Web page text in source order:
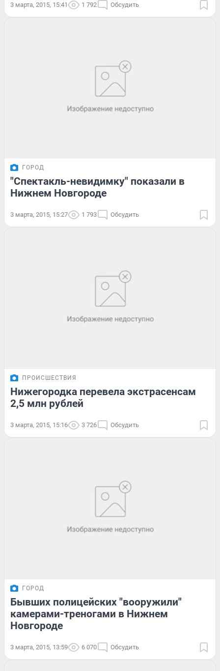
3 марта, 2015, 15:41 1 792 Обсудить
ГОРОД
"Спектакль-невидимку" показали в
Нижнем Новгороде
3 марта, 2015, 15:27 1 793 Обсудить
ПРОИСШЕСТВИЯ
Нижегородка перевела экстрасенсам
2,5 млн рублей
3 марта, 2015, 15:16 3 726 Обсудить
ГОРОД
Бывших полицейских "вооружили"
камерами-треногами в Нижнем
Новгороде
3 марта, 2015, 13:59 6 070 Обсудить